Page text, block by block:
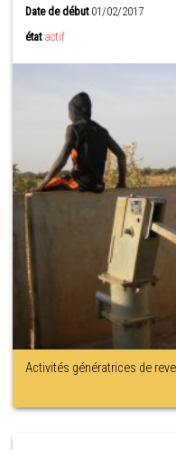
Date de début01/02/2017
état actif
Activités génératrices de